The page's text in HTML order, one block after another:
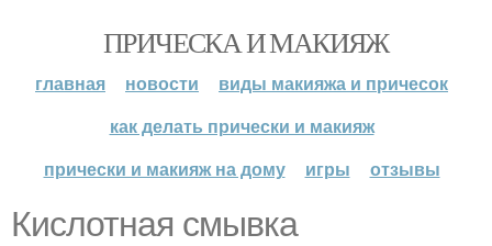
ПРИЧЕСКА И МАКИЯЖ
главная новости
виды макияжа и причесок
как делать прически и макияж
прически и макияж на дому
игры отзывы
Кислотная смывка